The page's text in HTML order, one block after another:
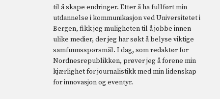
til å skape endringer. Etter å ha fullført min
utdannelse i kommunikasjon ved Universitetet i
Bergen, fikk jeg muligheten til å jobbe innen
ulike medier, der jeg har søkt å belyse viktige
samfunnsspørsmål. I dag, som redaktør for
Nordnesrepublikken, prøver jeg å forene min
kjærlighet for journalistikk med min lidenskap
for innovasjon og eventyr.